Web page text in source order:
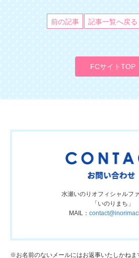
前の記事 記事一覧へ戻る
FCサイトTOP
水瀬いのりオフィシャルフ
「いのりまち」
MAIL：
※お名前のないメールにはお返事いたしかねま